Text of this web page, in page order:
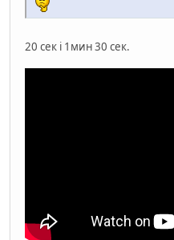
20 сек і 1мин 30 сек.